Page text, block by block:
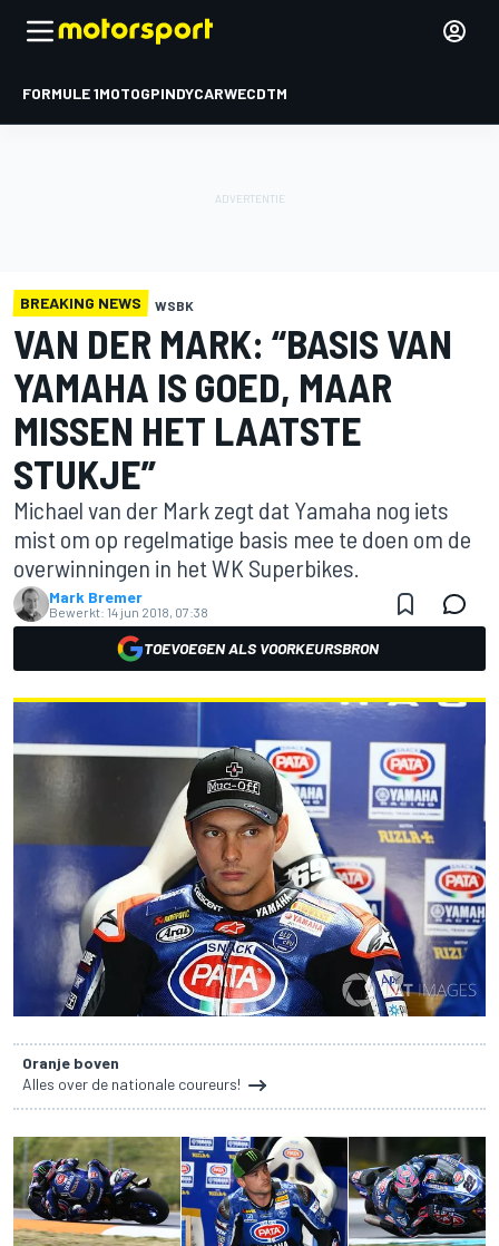
FORMULE 1MOTOGPINDYCARWECDTM
BREAKING NEWS WSBK
VAN DER MARK: “BASIS VAN
YAMAHA IS GOED, MAAR
MISSEN HET LAATSTE
STUKJE”
Michael van der Mark zegt dat Yamaha nog iets
mist om op regelmatige basis mee te doen om de
overwinningen in het WK Superbikes.
Mark Bremer
Bewerkt: 14 jun 2018, 07:38
TOEVOEGEN ALS VOORKEURSBRON
Oranje boven
Alles over de nationale coureurs!